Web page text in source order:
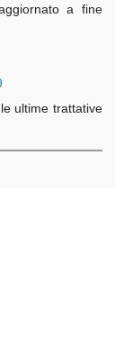
a fine
ultime trattative